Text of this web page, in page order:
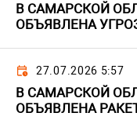
В САМАРСКОЙ
ОБЪЯВЛЕНА
27.07.2026 5:57
В САМАРСКОЙ
ОБЪЯВЛЕНА